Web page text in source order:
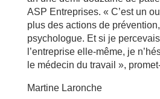
ASP Entreprises. « C’est un
plus des actions de
psychologue. Et si je
l’entreprise elle-même, je
le médecin du travail »,
Martine Laronche